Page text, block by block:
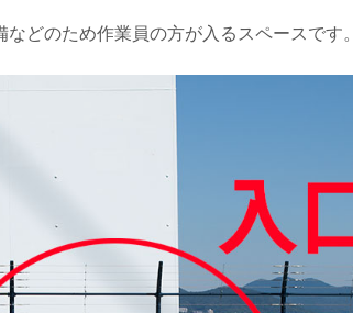
どのため作業員の方が入るスペースです。